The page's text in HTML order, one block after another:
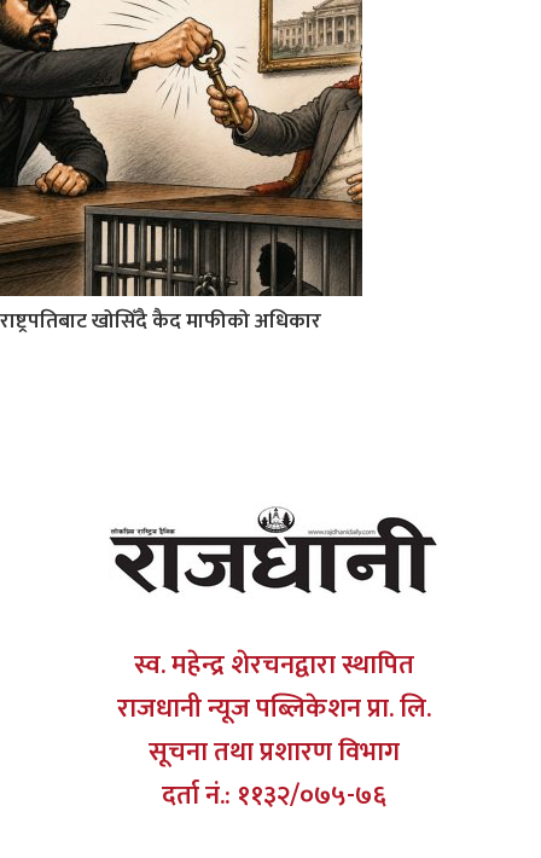
राष्ट्रपतिबाट खोसिँदै कैद माफीको अधिकार
स्व. महेन्द्र शेरचनद्वारा स्थापित
राजधानी न्यूज पब्लिकेशन प्रा. लि.
सूचना तथा प्रशारण विभाग
दर्ता नं.: ११३२/०७५-७६